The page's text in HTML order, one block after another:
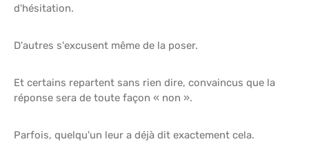
d'hésitation.
D'autres s'excusent même de la poser.
Et certains repartent sans rien dire, convaincus que la
réponse sera de toute façon « non ».
Parfois, quelqu'un leur a déjà dit exactement cela.